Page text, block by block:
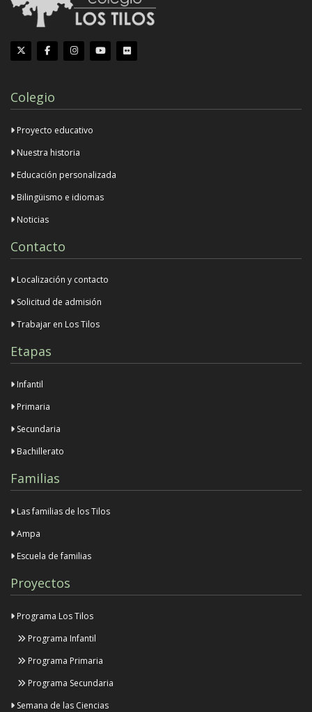
Colegio
Proyecto educativo
Nuestra historia
Educación personalizada
Bilingüismo e idiomas
Noticias
Contacto
Localización y contacto
Solicitud de admisión
Trabajar en Los Tilos
Etapas
Infantil
Primaria
Secundaria
Bachillerato
Familias
Las familias de los Tilos
Ampa
Escuela de familias
Proyectos
Programa Los Tilos
Programa Infantil
Programa Primaria
Programa Secundaria
Semana de las Ciencias